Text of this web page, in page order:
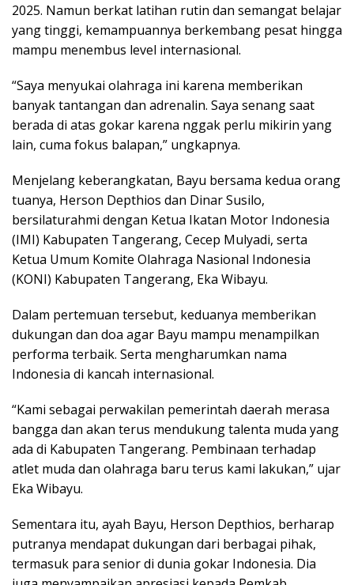
2025. Namun berkat latihan rutin dan semangat belajar
yang tinggi, kemampuannya berkembang pesat hingga
mampu menembus level internasional.
“Saya menyukai olahraga ini karena memberikan
banyak tantangan dan adrenalin. Saya senang saat
berada di atas gokar karena nggak perlu mikirin yang
lain, cuma fokus balapan,” ungkapnya.
Menjelang keberangkatan, Bayu bersama kedua orang
tuanya, Herson Depthios dan Dinar Susilo,
bersilaturahmi dengan Ketua Ikatan Motor Indonesia
(IMI) Kabupaten Tangerang, Cecep Mulyadi, serta
Ketua Umum Komite Olahraga Nasional Indonesia
(KONI) Kabupaten Tangerang, Eka Wibayu.
Dalam pertemuan tersebut, keduanya memberikan
dukungan dan doa agar Bayu mampu menampilkan
performa terbaik. Serta mengharumkan nama
Indonesia di kancah internasional.
“Kami sebagai perwakilan pemerintah daerah merasa
bangga dan akan terus mendukung talenta muda yang
ada di Kabupaten Tangerang. Pembinaan terhadap
atlet muda dan olahraga baru terus kami lakukan,” ujar
Eka Wibayu.
Sementara itu, ayah Bayu, Herson Depthios, berharap
putranya mendapat dukungan dari berbagai pihak,
termasuk para senior di dunia gokar Indonesia. Dia